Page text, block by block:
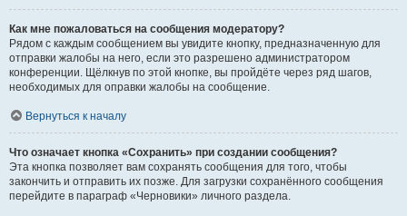
Как мне пожаловаться на сообщения модератору?
Рядом с каждым сообщением вы увидите кнопку, предназначенную для
отправки жалобы на него, если это разрешено администратором
конференции. Щёлкнув по этой кнопке, вы пройдёте через ряд шагов,
необходимых для оправки жалобы на сообщение.
Вернуться к началу
Что означает кнопка «Сохранить» при создании сообщения?
Эта кнопка позволяет вам сохранять сообщения для того, чтобы
закончить и отправить их позже. Для загрузки сохранённого сообщения
перейдите в параграф «Черновики» личного раздела.